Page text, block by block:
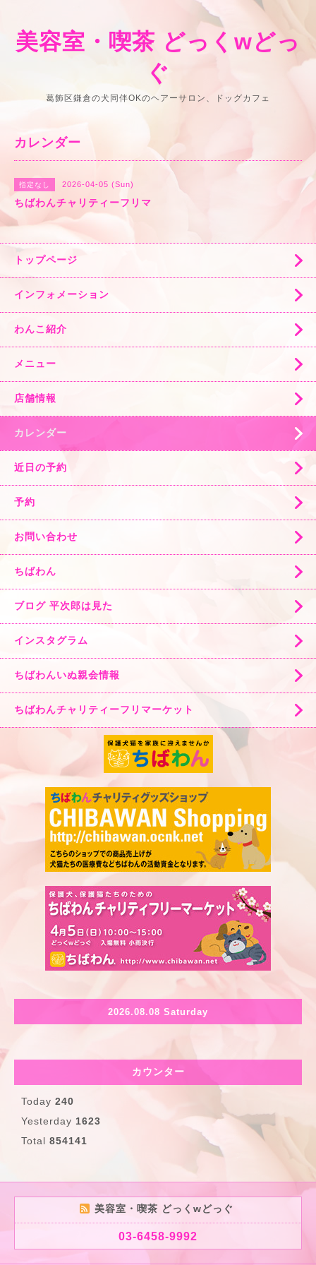
美容室・喫茶 どっくwどっ
ぐ
葛飾区鎌倉の犬同伴OKのヘアーサロン、ドッグカフェ
カレンダー
指定なし 2026-04-05 (Sun)
ちばわんチャリティーフリマ
トップページ
インフォメーション
わんこ紹介
メニュー
店舗情報
カレンダー
近日の予約
予約
お問い合わせ
ちばわん
ブログ 平次郎は見た
インスタグラム
ちばわんいぬ親会情報
ちばわんチャリティーフリマーケット
2026.08.08 Saturday
カウンター
Today 240
Yesterday 1623
Total 854141
美容室・喫茶 どっくwどっぐ
03-6458-9992